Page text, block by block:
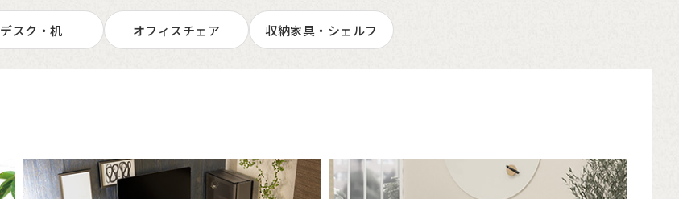
デスク・机 オフィスチェア 収納家具・シェルフ